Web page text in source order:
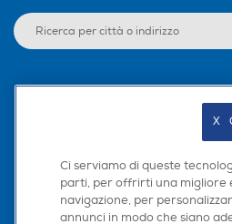
Scarica la nostra app
Ci serviamo di queste
parti, per offrirti una migliore
navigazione, per
annunci in modo che siano
X